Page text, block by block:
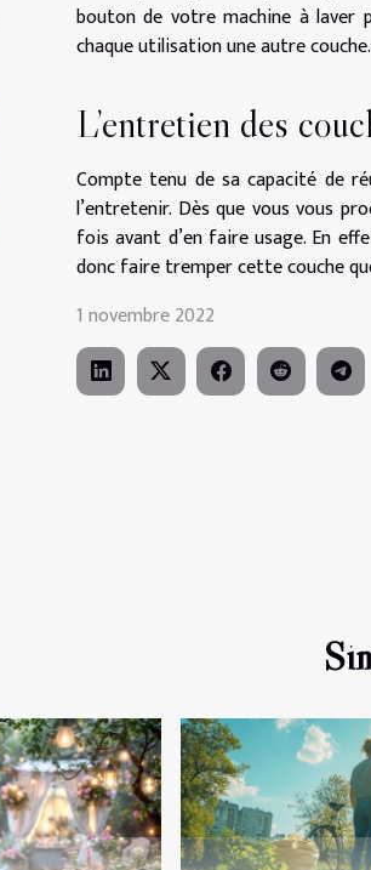
bouton de votre machine à laver
chaque utilisation une autre
L’entretien des
Compte tenu de sa capacité de
l’entretenir. Dès que vous vous
fois avant d’en faire usage. En
donc faire tremper cette couche
1 novembre 2022